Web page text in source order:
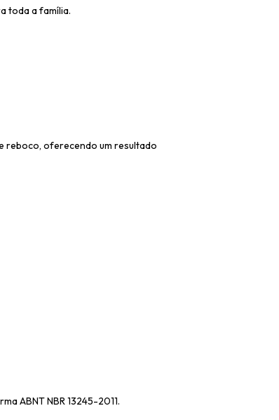
toda a família.
reboco, oferecendo um resultado
ABNT NBR 13245-2011.